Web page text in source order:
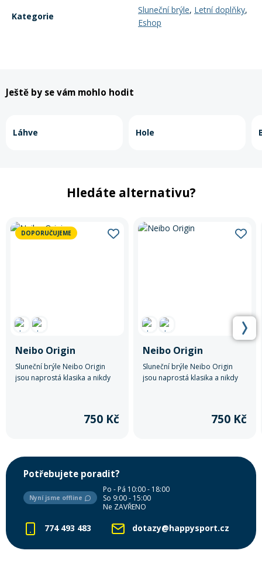
Rukavice na kolo
Kategorie
Sluneční brýle, Letní doplňky,
Eshop
Ještě by se vám mohlo hodit
Láhve Hole
Hledáte alternativu?
DOPORUČUJEME
Neibo Origin
Sluneční brýle Neibo Origin
jsou naprostá klasika a nikdy
750 Kč
Neibo Origin
Sluneční brýle Neibo Origin
jsou naprostá klasika a nikdy
750 Kč
Potřebujete poradit?
Nyní jsme offline
Po - Pá 10:00 - 18:00
So 9:00 - 15:00
Ne ZAVŘENO
774 493 483 dotazy@happysport.cz